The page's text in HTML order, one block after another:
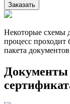
Заказать
Некоторые схемы
процесс проходит
пакета
Документы